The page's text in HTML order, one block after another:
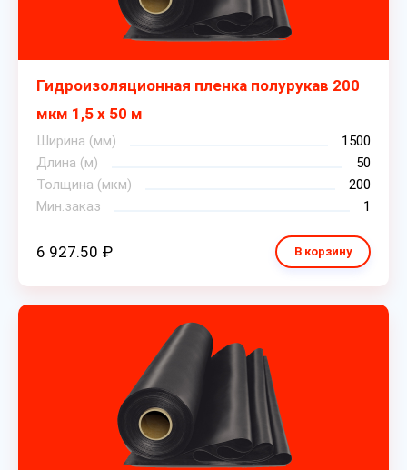
Гидроизоляционная пленка полурукав 200
мкм 1,5 х 50 м
Ширина (мм)
1500
Длина (м)
50
Толщина (мкм)
200
Мин.заказ
1
6 927.50 ₽ В корзину